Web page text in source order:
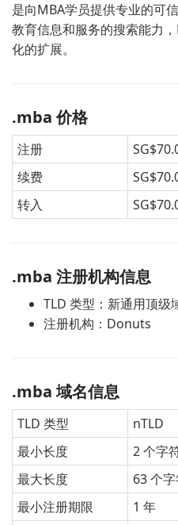
是向MBA学员提供专业的可
教育信息和服务的搜索能力
化的扩展。
.mba 价格
注册
续费
转入
.mba 注册机构信息
TLD 类型：新通用顶级
注册机构：Donuts
.mba 域名信息
TLD 类型
nTLD
最小长度
2 个字
最大长度
63 个
最小注册期限
1 年